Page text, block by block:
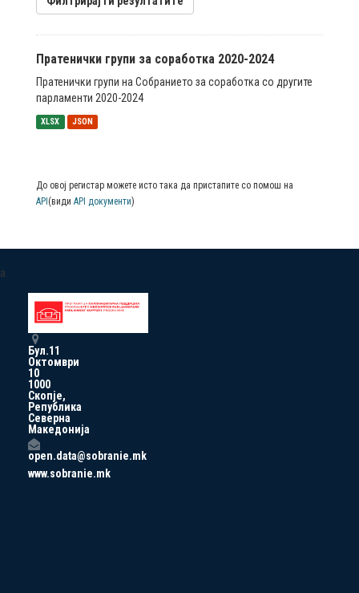
Пратенички групи за соработка 2020-2024
Пратенички групи на Собранието за соработка со другите
парламенти 2020-2024
XLSX JSON
До овој регистар можете исто така да пристапите со помош на
API (види API документи)
a
Бул.11
Октомври
10
1000
Скопје,
Република
Северна
Македонија
open.data@sobranie.mk
www.sobranie.mk